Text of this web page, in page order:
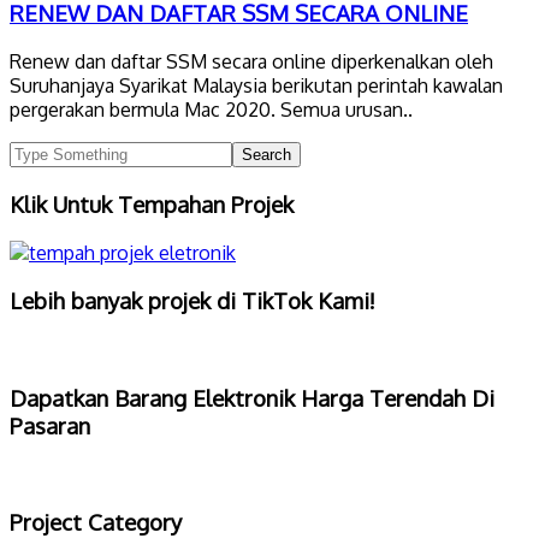
RENEW DAN DAFTAR SSM SECARA ONLINE
Renew dan daftar SSM secara online diperkenalkan oleh
Suruhanjaya Syarikat Malaysia berikutan perintah kawalan
pergerakan bermula Mac 2020. Semua urusan..
Klik Untuk Tempahan Projek
Lebih banyak projek di TikTok Kami!
Dapatkan Barang Elektronik Harga Terendah Di
Pasaran
Project Category